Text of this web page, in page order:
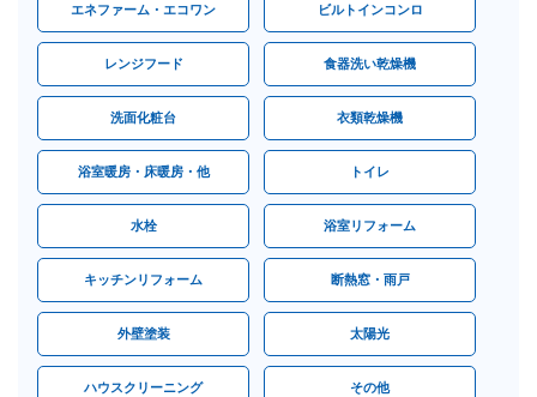
エネファーム・エコワン ビルトインコンロ
レンジフード 食器洗い乾燥機
洗面化粧台 衣類乾燥機
浴室暖房・床暖房・他 トイレ
水栓 浴室リフォーム
キッチンリフォーム 断熱窓・雨戸
外壁塗装 太陽光
ハウスクリーニング その他